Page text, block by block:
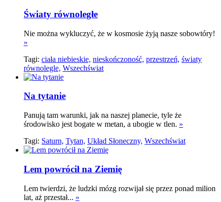
Światy równoległe
Nie można wykluczyć, że w kosmosie żyją nasze sobowtóry!
»
Tagi: ciała niebieskie, nieskończoność, przestrzeń, światy
równolegle, Wszechświat
Na tytanie
Panują tam warunki, jak na naszej planecie, tyle że
środowisko jest bogate w metan, a ubogie w tlen. »
Tagi: Saturn, Tytan, Układ Słoneczny, Wszechświat
Lem powrócił na Ziemię
Lem twierdzi, że ludzki mózg rozwijał się przez ponad milion
lat, aż przestał... »